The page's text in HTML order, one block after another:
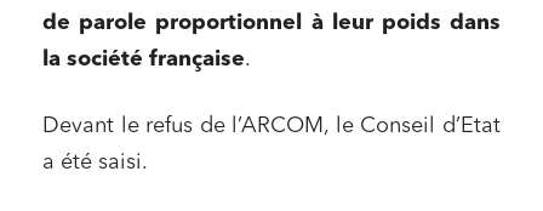
de parole proportionnel à leur poids dans
la société française.
Devant le refus de l’ARCOM, le Conseil d’Etat
a été saisi.